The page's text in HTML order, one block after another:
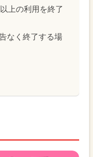
上の利用を終了
なく終了する場